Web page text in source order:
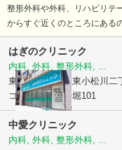
整形外科や外科、リハビリテ
からすぐ近くのところにある
はぎのクリニック
内科, 外科, 整形外科, ...
東京都江戸川区東小松川二
コーポレート船堀101
中愛クリニック
内科, 外科, 整形外科, ...